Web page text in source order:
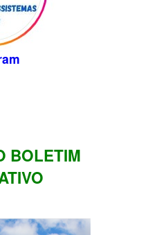
BOLETIM